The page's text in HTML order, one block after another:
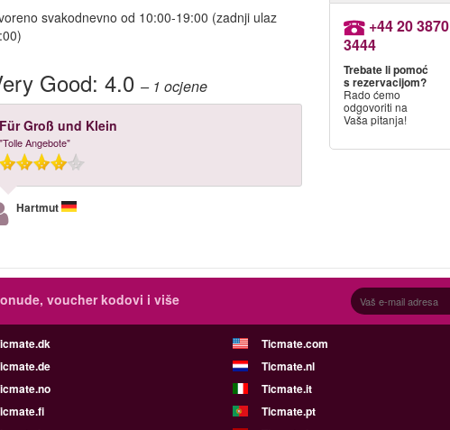
svakodnevno od 10:00-19:00 (zadnji ulaz
Good:4.0– 1ocjene
Für Groß und Klein
"Tolle Angebote"
Hartmut
+44 20 3870
3444
Trebate li pomoć
s rezervacijom?
Rado ćemo
odgovoriti na
Vaša pitanja!
voucher kodovi i više
Ticmate.com
Ticmate.nl
Ticmate.it
Ticmate.pt